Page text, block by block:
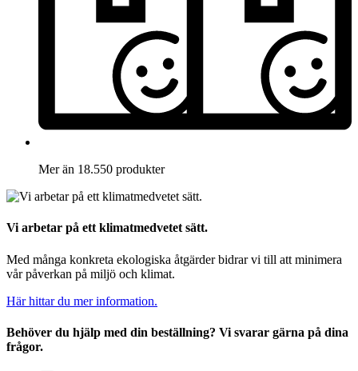
Mer än 18.550 produkter
Vi arbetar på ett klimatmedvetet sätt.
Med många konkreta ekologiska åtgärder bidrar vi till att minimera
vår påverkan på miljö och klimat.
Här hittar du mer information.
Behöver du hjälp med din beställning? Vi svarar gärna på dina
frågor.